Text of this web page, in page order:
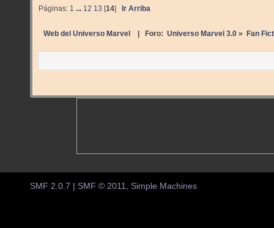
Páginas: 1 ... 12 13 [14] Ir Arriba
Web del Universo Marvel | Foro: Universo Marvel 3.0» Fan
SMF 2.0.7 SMF © 2011, Simple Machines